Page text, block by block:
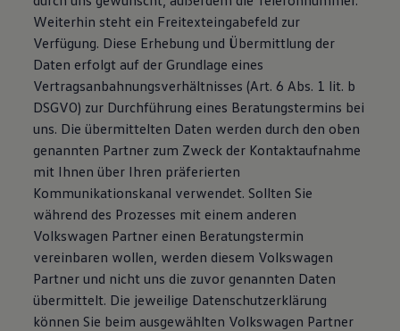
Weiterhin steht ein Freitexteingabefeld zur
Verfügung. Diese Erhebung und Übermittlung der
Daten erfolgt auf der Grundlage eines
Vertragsanbahnungsverhältnisses (Art. 6 Abs. 1 lit. b
DSGVO) zur Durchführung eines Beratungstermins bei
uns. Die übermittelten Daten werden durch den oben
genannten Partner zum Zweck der Kontaktaufnahme
mit Ihnen über Ihren präferierten
Kommunikationskanal verwendet. Sollten Sie
während des Prozesses mit einem anderen
Volkswagen Partner einen Beratungstermin
vereinbaren wollen, werden diesem Volkswagen
Partner und nicht uns die zuvor genannten Daten
übermittelt. Die jeweilige Datenschutzerklärung
können Sie beim ausgewählten Volkswagen Partner